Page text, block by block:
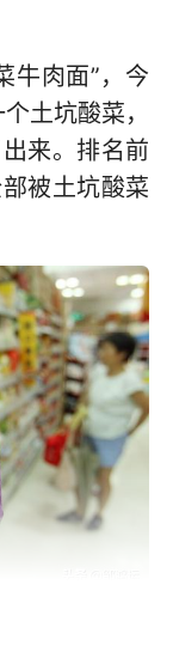
牛肉面”，今
土坑酸菜，
来。排名前
被土坑酸菜